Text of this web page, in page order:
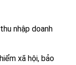
nhập doanh
xã hội, bảo